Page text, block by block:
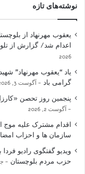
نوشته‌های تازه
یعقوب مهرنهاد از
اعدام شد/ گزارش از
2026
یاد “یعقوب مهرنهاد”
گرامی باد
آگوست 3, 2026
پنجمین روز تحصن
آگوست 2, 2026
اقدام مشترک علیه موج
سازمان ها و احزاب
ویدیو گفتگوی رادیو
حزب مردم بلوچستان